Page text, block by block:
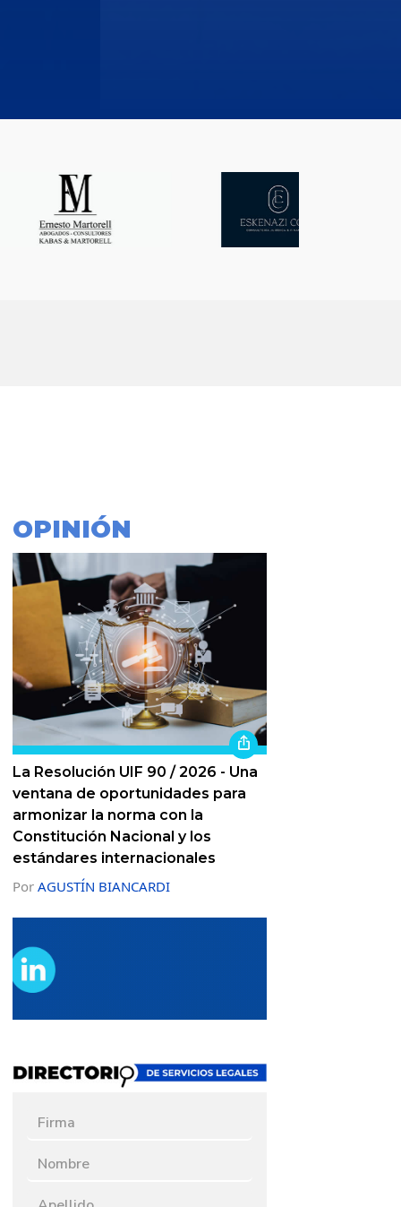
OPINIÓN
La Resolución UIF 90 / 2026 - Una
ventana de oportunidades para
armonizar la norma con la
Constitución Nacional y los
estándares internacionales
Por AGUSTÍN BIANCARDI